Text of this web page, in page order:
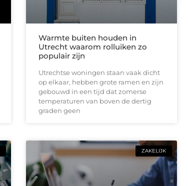
Warmte buiten houden in
Utrecht waarom rolluiken zo
populair zijn
Utrechtse woningen staan vaak dicht
op elkaar, hebben grote ramen en zijn
gebouwd in een tijd dat zomerse
temperaturen van boven de dertig
graden geen
ZAKELIJK